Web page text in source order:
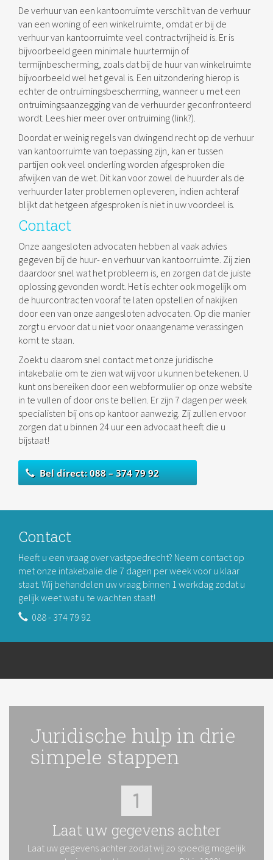
De verhuur van een kantoorruimte verschilt van de verhuur
van een woning of een winkelruimte, omdat er bij de
verhuur van kantoorruimte veel contractvrijheid is. Er is
bijvoorbeeld geen minimale huurtermijn of
termijnbescherming, zoals dat bij de huur van winkelruimte
bijvoorbeeld wel het geval is. Een uitzondering hierop is
echter de ontruimingsbescherming, wanneer u met een
ontruimingsaanzegging van de verhuurder geconfronteerd
wordt. Lees hier meer over ontruiming (link?).
Doordat er weinig regels van dwingend recht op de verhuur
van kantoorruimte van toepassing zijn, kan er tussen
partijen ook veel onderling worden afgesproken die
afwijken van de wet. Dit kan voor zowel de huurder als de
verhuurder later problemen opleveren, indien achteraf
blijkt dat hetgeen afgesproken is niet in uw voordeel is.
Contact
Onze aangesloten advocaten hebben al vaak advies
gegeven bij de huur- en verhuur van kantoorruimte. Zij zien
daardoor snel wat het probleem is, en zorgen dat de juiste
oplossing gevonden wordt. Het is echter ook mogelijk om
de huurcontracten vooraf te laten opstellen of nakijken
door een van onze aangesloten advocaten. Op die manier
zorgt u ervoor dat u niet voor onaangename verassingen
komt te staan.
Zoekt u daarom snel contact met onze juridische
intakebalie om te zien wat wij voor u kunnen betekenen. U
kunt ons bereiken door een webformulier op onze website
in te vullen of door ons te bellen. Er zijn 7 dagen per week
specialisten bij ons op kantoor aanwezig. Zij zullen ervoor
zorgen dat u binnen 24 uur een advocaat heeft die u
bijstaat!
Bel direct: 088 – 374 79 92
Contact
Heeft u een vraag over vastgoedrecht? Neem contact op
met onze intakebalie die 7 dagen per week voor u klaar
staat. Wij behandelen uw vraag binnen 1 werkdag zodat u
gelijk weet wat u te wachten staat!
088 - 374 79 92
Juridische hulp in drie
simpele stappen
Laat uw gegevens achter
Laat uw gegevens achter zodat wij zo spoedig mogelijk